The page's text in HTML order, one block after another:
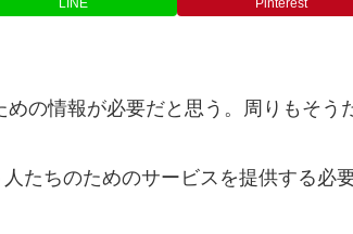
LINE Pinterest
の情報が必要だと思う。周りもそう
たちのためのサービスを提供する必